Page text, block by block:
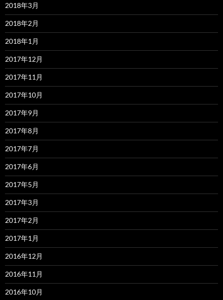
2018年3月
2018年2月
2018年1月
2017年12月
2017年11月
2017年10月
2017年9月
2017年8月
2017年7月
2017年6月
2017年5月
2017年3月
2017年2月
2017年1月
2016年12月
2016年11月
2016年10月